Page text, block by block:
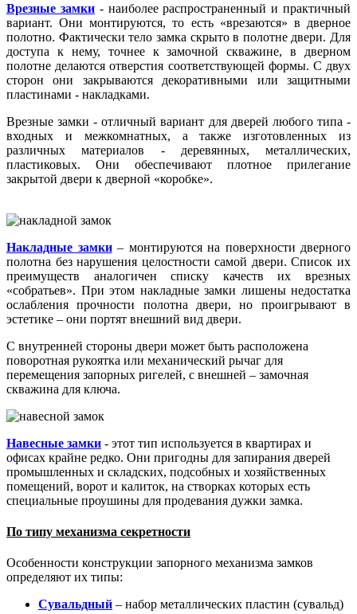
Врезные замки- наиболее распространенный и практичный
вариант. Они монтируются, то есть «врезаются» в дверное
полотно. Фактически тело замка скрыто в полотне двери. Для
доступа к нему, точнее к замочной скважине, в дверном
полотне делаются отверстия соответствующей формы. С двух
сторон они закрываются декоративными или защитными
пластинами - накладками.
Врезные замки - отличный вариант для дверей любого типа -
входных и межкомнатных, а также изготовленных из
различных материалов - деревянных, металлических,
пластиковых. Они обеспечивают плотное прилегание
закрытой двери к дверной «коробке».
Накладные замки– монтируются на поверхности дверного
полотна без нарушения целостности самой двери. Список их
преимуществ аналогичен списку качеств их врезных
«собратьев». При этом накладные замки лишены недостатка
ослабления прочности полотна двери, но проигрывают в
эстетике – они портят внешний вид двери.
С внутренней стороны двери может быть расположена
поворотная рукоятка или механический рычаг для
перемещения запорных ригелей, с внешней – замочная
скважина для ключа.
Навесные замки - этот тип используется в квартирах и
офисах крайне редко. Они пригодны для запирания дверей
промышленных и складских, подсобных и хозяйственных
помещений, ворот и калиток, на створках которых есть
специальные проушины для продевания дужки замка.
По типу механизма секретности
Особенности конструкции запорного механизма замков
определяют их типы:
Сувальдный – набор металлических пластин (сувальд)